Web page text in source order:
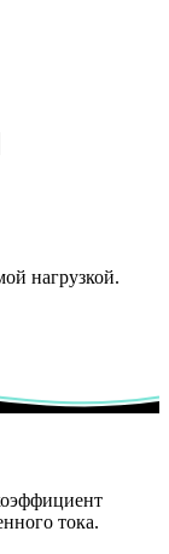
нагрузкой.
тока.